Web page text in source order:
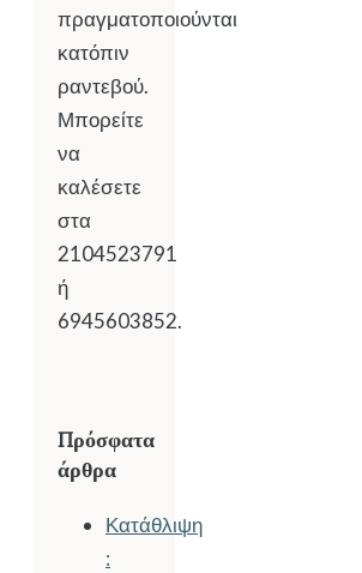
πραγματοποιούνται
κατόπιν
ραντεβού.
Μπορείτε
να
καλέσετε
στα
2104523791
ή
6945603852.
Πρόσφατα
άρθρα
Κατάθλιψη
: